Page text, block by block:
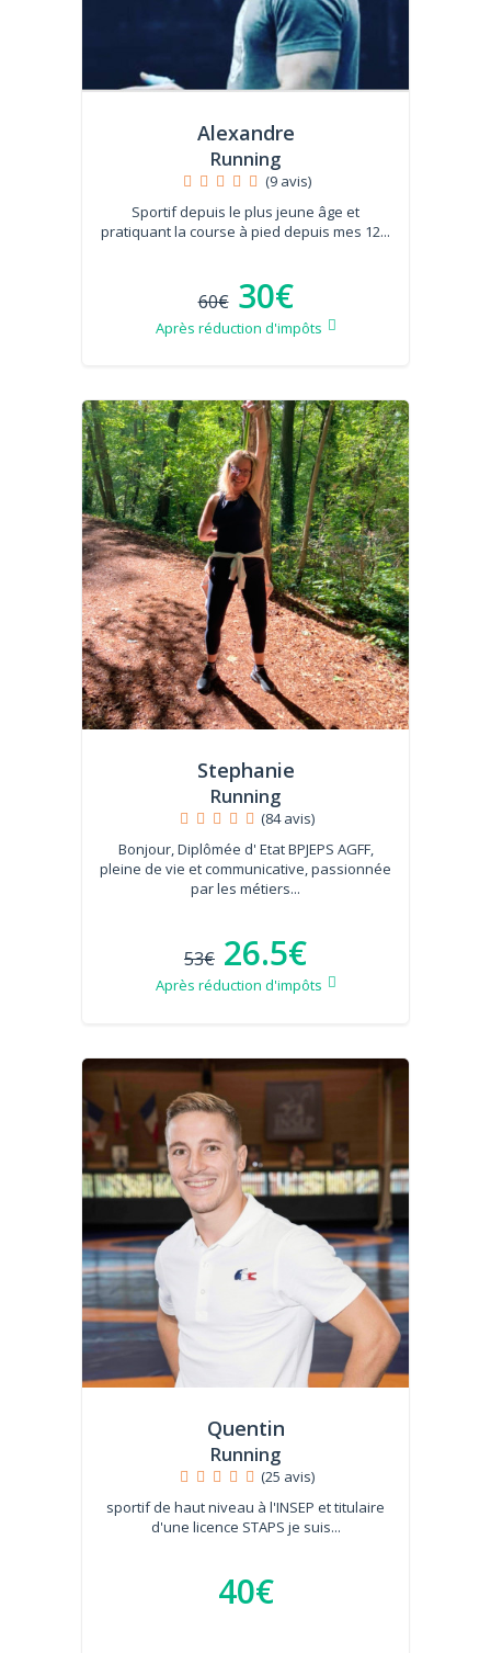
Alexandre
Running
(9 avis)
Sportif depuis le plus jeune âge et
pratiquant la course à pied depuis mes 12...
60€ 30€
Après réduction d'impôts
Stephanie
Running
(84 avis)
Bonjour, Diplômée d' Etat BPJEPS AGFF,
pleine de vie et communicative, passionnée
par les métiers...
53€ 26.5€
Après réduction d'impôts
Quentin
Running
(25 avis)
sportif de haut niveau à l'INSEP et titulaire
d'une licence STAPS je suis...
40€